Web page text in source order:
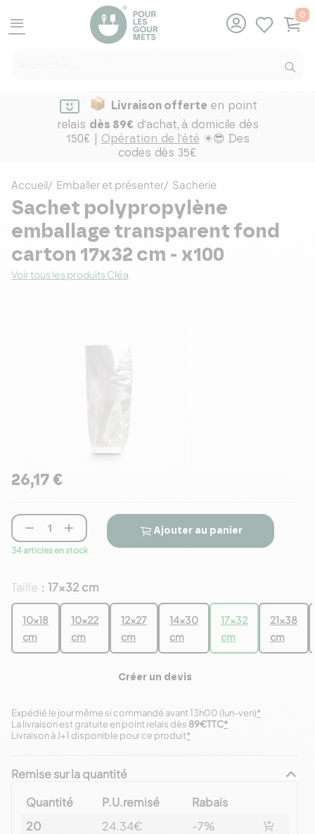
menu
0
Livraison offerte en point
relais dès 89€ d'achat, à domicile dès
150€ | Opération de l'été ☀😎 Des
codes dès 35€
Accueil Emballer et présenter Sacherie
Sachet polypropylène
emballage transparent fond
carton 17x32 cm - x100
Voir tous les produits Cléa
26,17 €
Taille : 17x32 cm
10x18
cm
10x22
cm
12x27
cm
14x30
cm
17x32
cm
21x38
cm
 
34 articles en stock
Ajouter au panier
Créer un devis
Expédié le jour même si commandé avant 13h00 (lun-ven)*
Livraison à J+1 disponible pour ce produit*
La livraison est gratuite en point relais dès 89€TTC*
Remise sur la quantité
Quantité
P.U.remisé
Rabais
20
24.34€ -7%